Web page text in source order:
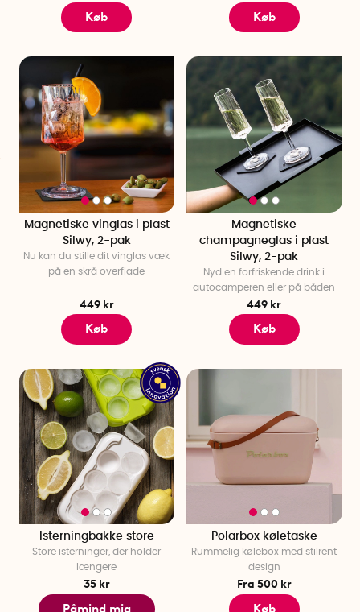
Køb Køb
Magnetiske vinglas i plast
Silwy, 2-pak
Nu kan du stille dit vinglas væk
på en skrå overflade
449 kr
Køb
Magnetiske
champagneglas i plast
Silwy, 2-pak
Nyd en forfriskende drink i
autocamperen eller på båden
449 kr
Køb
Isterningbakke store
Store isterninger, der holder
længere
35 kr
Påmind mig
Polarbox køletaske
Rummelig kølebox med stilrent
design
Fra 500 kr
Køb